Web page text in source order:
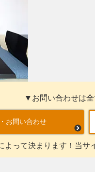
▼お問い合わせは
お問い合わせ
よって決まります！当サ